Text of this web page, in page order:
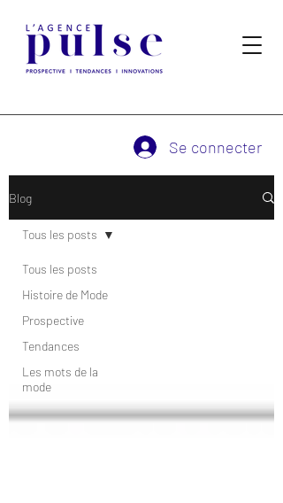
Se connecter
Blog
Tous les posts
Histoire de Mode
Prospective
Tendances
Les mots de la
mode
Tous les posts